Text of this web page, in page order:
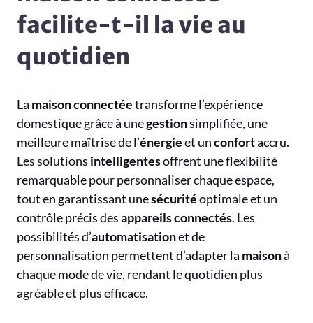
facilite-t-il la vie au
quotidien
La maisonconnectéetransforme l’expérience
domestique grâce à unegestionsimplifiée, une
meilleure maîtrise de l’énergieet unconfortaccru.
Les solutions intelligentesoffrent une flexibilité
remarquable pour personnaliser chaque espace,
tout en garantissant unesécuritéoptimale et un
contrôle précis desappareilsconnectés. Les
possibilités d’automatisationet de
personnalisation permettent d’adapter la maisonà
chaque mode de vie, rendant le quotidien plus
agréable et plus efficace.